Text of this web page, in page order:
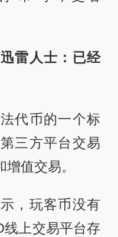
雷人士：已经
代币的一个标
三方平台交易
值交易。
，玩客币没有
上交易平台存